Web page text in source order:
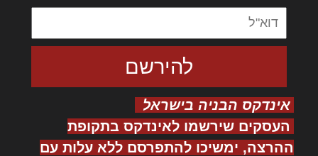
אינדקס הבניה בישראל
העסקים שירשמו לאינדקס בתקופת
ההרצה, ימשיכו להתפרסם ללא עלות עם